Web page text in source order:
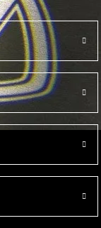
ve diğer
kullanarak